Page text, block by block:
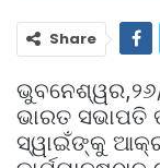
Share
ଭାରତ ସଭାପତି
ସ୍ୱାଇଁଙ୍କୁ